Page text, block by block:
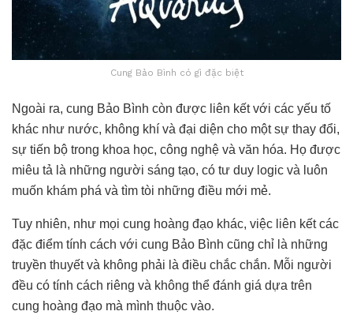
Cung Bảo Bình có gì đặc biệt
Ngoài ra, cung Bảo Bình còn được liên kết với các yếu tố
khác như nước, không khí và đại diện cho một sự thay đổi,
sự tiến bộ trong khoa học, công nghệ và văn hóa. Họ được
miêu tả là những người sáng tạo, có tư duy logic và luôn
muốn khám phá và tìm tòi những điều mới mẻ.
Tuy nhiên, như mọi cung hoàng đạo khác, việc liên kết các
đặc điểm tính cách với cung Bảo Bình cũng chỉ là những
truyền thuyết và không phải là điều chắc chắn. Mỗi người
đều có tính cách riêng và không thể đánh giá dựa trên
cung hoàng đạo mà mình thuộc vào.